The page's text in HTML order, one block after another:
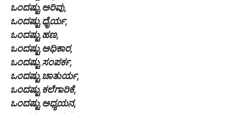
ಒಂದಷ್ಟು ಅರಿವು,
ಒಂದಷ್ಟು ಧೈರ್ಯ,
ಒಂದಷ್ಟು ಹಣ,
ಒಂದಷ್ಟು ಅಧಿಕಾರ,
ಒಂದಷ್ಟು ಸಂಪರ್ಕ,
ಒಂದಷ್ಟು ಚಾತುರ್ಯ,
ಒಂದಷ್ಟು ಕಲೆಗಾರಿಕೆ,
ಒಂದಷ್ಟು ಅಧ್ಯಯನ,